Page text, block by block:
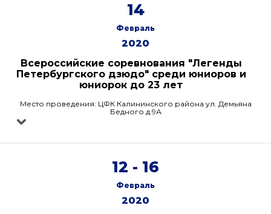
14
Февраль
2020
Всероссийские соревнования "Легенды
Петербургского дзюдо" среди юниоров и
юниорок до 23 лет
Место проведения: ЦФК Калининского района ул. Демьяна
Бедного д.9А
12 - 16
Февраль
2020